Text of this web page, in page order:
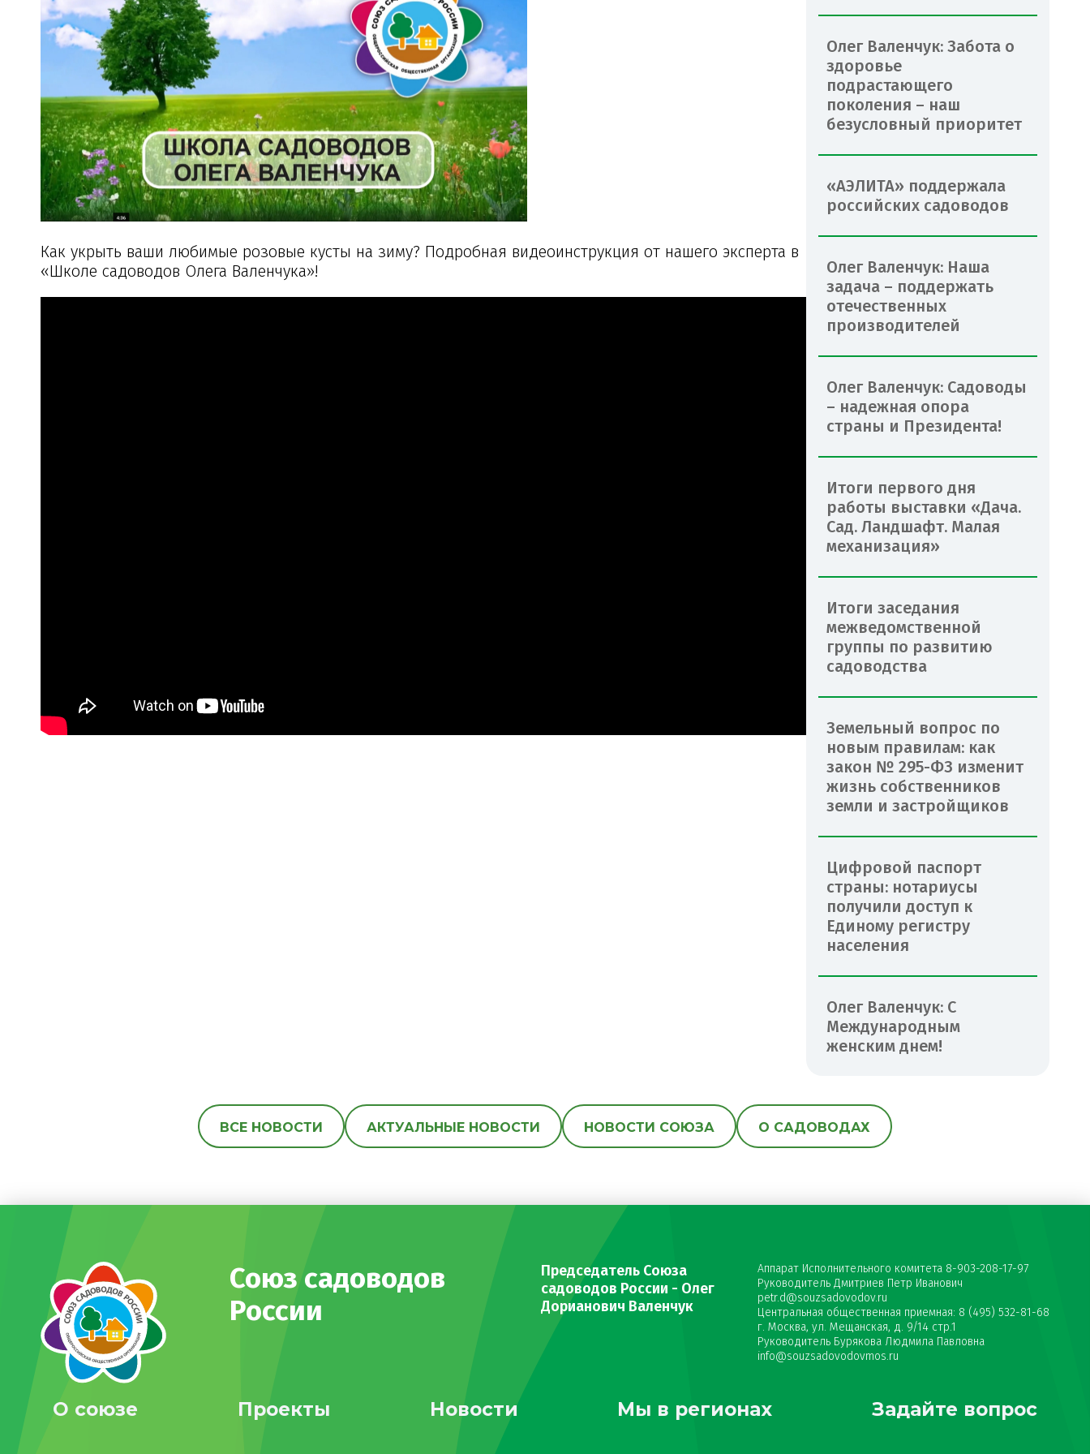
Как укрыть ваши любимые розовые кусты на зиму? Подробная видеоинструкция от нашего эксперта в
«Школе садоводов Олега Валенчука»!
Олег Валенчук: Забота о
здоровье
подрастающего
поколения – наш
безусловный приоритет
«АЭЛИТА» поддержала
российских садоводов
Олег Валенчук: Наша
задача – поддержать
отечественных
производителей
Олег Валенчук: Садоводы
– надежная опора
страны и Президента!
Итоги первого дня
работы выставки «Дача.
Сад. Ландшафт. Малая
механизация»
Итоги заседания
межведомственной
группы по развитию
садоводства
Земельный вопрос по
новым правилам: как
закон № 295-ФЗ изменит
жизнь собственников
земли и застройщиков
Цифровой паспорт
страны: нотариусы
получили доступ к
Единому регистру
населения
Олег Валенчук: С
Международным
женским днем!
ВСЕ НОВОСТИ АКТУАЛЬНЫЕ НОВОСТИ НОВОСТИ СОЮЗА О САДОВОДАХ
Союз садоводов
России
Председатель Союза
садоводов России - Олег
Дорианович Валенчук
Аппарат Исполнительного комитета 8-903-208-17-97
Руководитель Дмитриев Петр Иванович
petr.d@souzsadovodov.ru
Центральная общественная приемная: 8 (495) 532-81-68
г. Москва, ул. Мещанская, д. 9/14 стр.1
Руководитель Бурякова Людмила Павловна
info@souzsadovodovmos.ru
О союзе Проекты Новости Мы в регионах Задайте вопрос